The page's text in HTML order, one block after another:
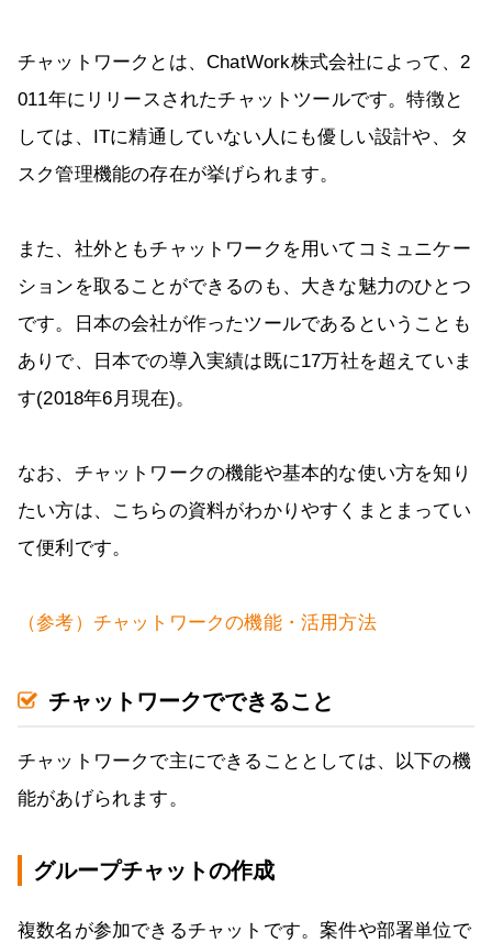
チャットワークとは、ChatWork株式会社によって、2
011年にリリースされたチャットツールです。特徴と
しては、ITに精通していない人にも優しい設計や、タ
スク管理機能の存在が挙げられます。
また、社外ともチャットワークを用いてコミュニケー
ションを取ることができるのも、大きな魅力のひとつ
です。日本の会社が作ったツールであるということも
ありで、日本での導入実績は既に17万社を超えていま
す(2018年6月現在)。
なお、チャットワークの機能や基本的な使い方を知り
たい方は、こちらの資料がわかりやすくまとまってい
て便利です。
（参考）チャットワークの機能・活用方法
チャットワークでできること
チャットワークで主にできることとしては、以下の機
能があげられます。
グループチャットの作成
複数名が参加できるチャットです。案件や部署単位で